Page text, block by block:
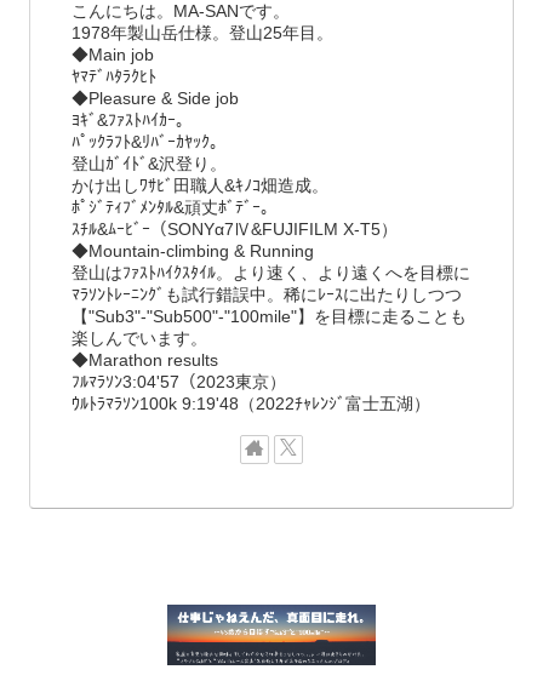
こんにちは。MA-SANです。
1978年製山岳仕様。登山25年目。
◆Main job
ﾔﾏﾃﾞﾊﾀﾗｸﾋﾄ
◆Pleasure & Side job
ﾖｷﾞ&ﾌｧｽﾄﾊｲｶｰ。
ﾊﾟｯｸﾗﾌﾄ&ﾘﾊﾞｰｶﾔｯｸ。
登山ｶﾞｲﾄﾞ&沢登り。
かけ出しﾜｻﾋﾞ田職人&ｷﾉｺ畑造成。
ﾎﾟｼﾞﾃｨﾌﾞﾒﾝﾀﾙ&頑丈ﾎﾞﾃﾞｰ。
ｽﾁﾙ&ﾑｰﾋﾞｰ（SONYα7Ⅳ&FUJIFILM X-T5）
◆Mountain-climbing & Running
登山はﾌｧｽﾄﾊｲｸｽﾀｲﾙ。より速く、より遠くへを目標に
ﾏﾗｿﾝﾄﾚｰﾆﾝｸﾞも試行錯誤中。稀にﾚｰｽに出たりしつつ
【"Sub3"-"Sub500"-"100mile"】を目標に走ることも
楽しんでいます。
◆Marathon results
ﾌﾙﾏﾗｿﾝ3:04'57（2023東京）
ｳﾙﾄﾗﾏﾗｿﾝ100k 9:19'48（2022ﾁｬﾚﾝｼﾞ富士五湖）